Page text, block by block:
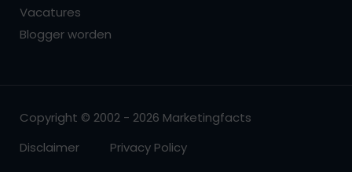
Vacatures
Blogger worden
Copyright © 2002 - 2026 Marketingfacts
Disclaimer
Privacy Policy